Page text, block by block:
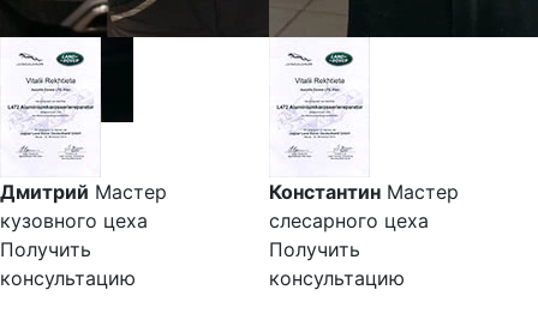
Дмитрий Мастер
кузовного цеха
Получить
консультацию
Константин Мастер
слесарного цеха
Получить
консультацию